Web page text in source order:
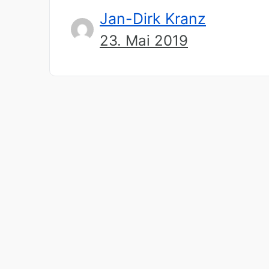
Jan-Dirk Kranz
23. Mai 2019